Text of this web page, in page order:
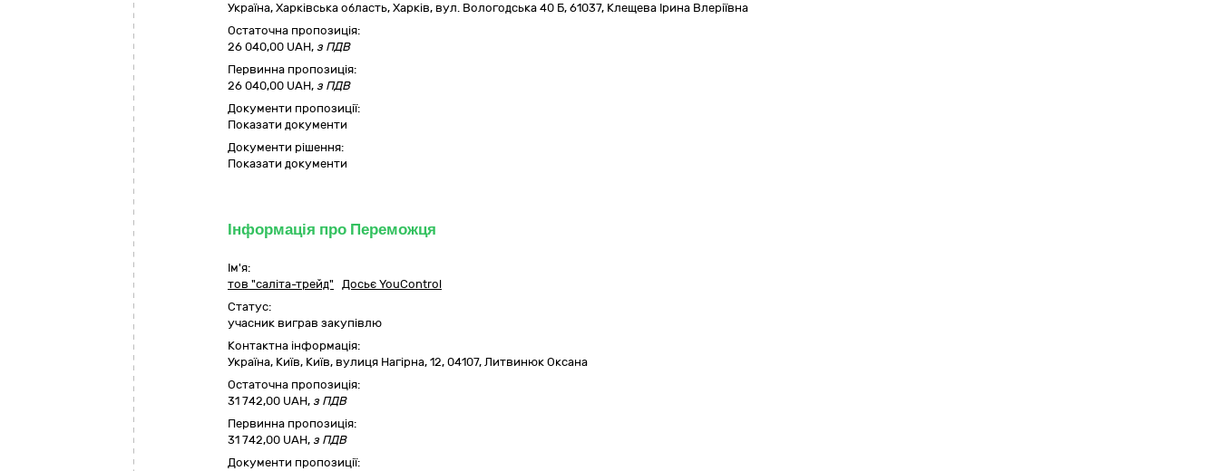
Україна, Харківська область, Харків, вул. Вологодська 40 Б, 61037, Клещева Ірина Влеріївна
Остаточна пропозиція:
26 040,00 UAH, з ПДВ
Первинна пропозиція:
26 040,00 UAH, з ПДВ
Документи пропозиції:
Показати документи
Документи рішення:
Показати документи
Інформація про Переможця
Ім'я:
тов "саліта-трейд" Досьє YouControl
Статус:
учасник виграв закупівлю
Контактна інформація:
Україна, Київ, Київ, вулиця Нагірна, 12, 04107, Литвинюк Оксана
Остаточна пропозиція:
31 742,00 UAH, з ПДВ
Первинна пропозиція:
31 742,00 UAH, з ПДВ
Документи пропозиції: